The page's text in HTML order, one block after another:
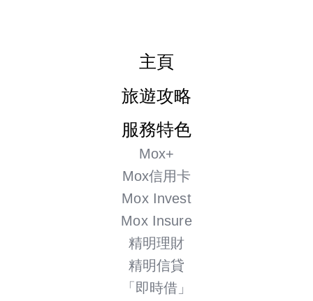
服務特色
Mox+
Mox信用卡
Mox Invest
Mox Insure
精明理財
精明信貸
「即時借」
推廣優惠
關於我們
常見問題
主頁
旅遊攻略
服務特色
Mox+
Mox信用卡
Mox Invest
Mox Insure
精明理財
精明信貸
「即時借」